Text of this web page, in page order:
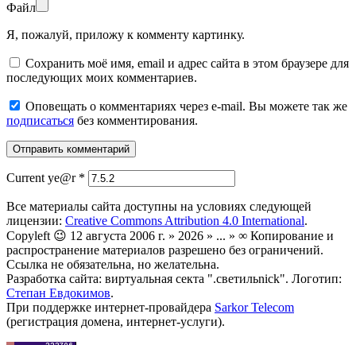
Файл
Я, пожалуй, приложу к комменту картинку.
Сохранить моё имя, email и адрес сайта в этом браузере для
последующих моих комментариев.
Оповещать о комментариях через e-mail. Вы можете так же
подписаться без комментирования.
Current ye@r *
Все материалы сайта доступны на условиях следующей
лицензии: Creative Commons Attribution 4.0 International.
Copyleft 😉 12 августа 2006 г. » 2026 » ... » ∞ Копирование и
распространение материалов разрешено без ограничений.
Ссылка не обязательна, но желательна.
Разработка сайта: виртуальная секта ".светильnick". Логотип:
Степан Евдокимов.
При поддержке интернет-провайдера Sarkor Telecom
(регистрация домена, интернет-услуги).